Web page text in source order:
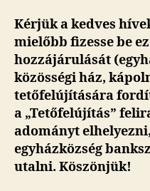
Kérjük a kedves
mielőbb fizesse be
hozzájárulását
közösségi ház,
tetőfelújítására
a „Tetőfelújítás”
adományt
egyházközség
utalni. Köszönjük!